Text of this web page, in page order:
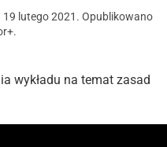
19 lutego 2021 . Opublikowano
.
wykładu na temat zasad